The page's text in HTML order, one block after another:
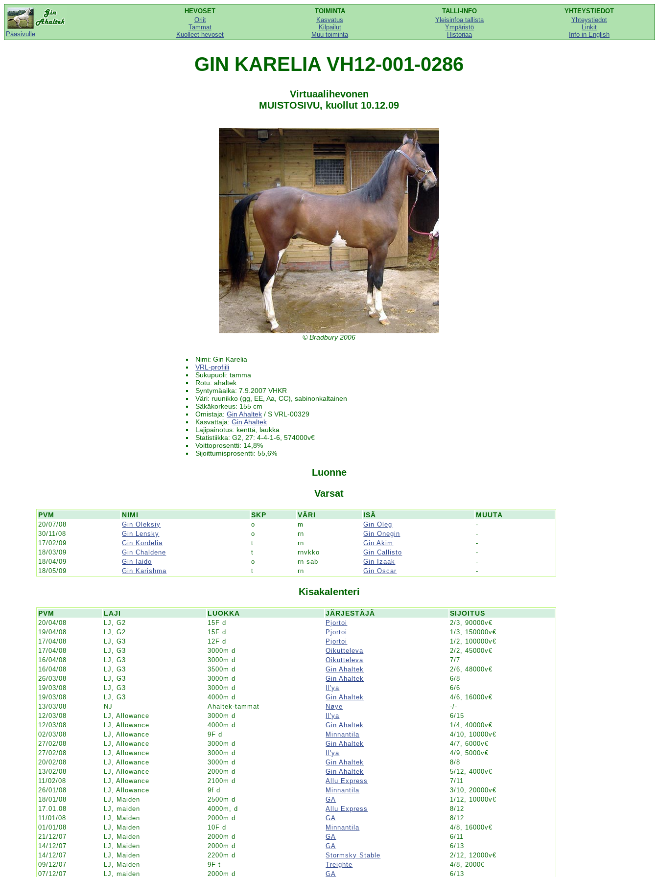
Pääsivulle
HEVOSET
Oriit
Tammat
Kuolleet hevoset
TOIMINTA
Kasvatus
Kilpailut
Muu toiminta
TALLI-INFO
Yleisinfoa tallista
Ympäristö
Historiaa
YHTEYSTIEDOT
Yhteystiedot
Linkit
Info in English
GIN KARELIA VH12-001-0286
Virtuaalihevonen
MUISTOSIVU, kuollut 10.12.09
© Bradbury 2006
Nimi: Gin Karelia
VRL-profiili
Sukupuoli: tamma
Rotu: ahaltek
Syntymäaika: 7.9.2007 VHKR
Väri: ruunikko (gg, EE, Aa, CC), sabinonkaltainen
Säkäkorkeus: 155 cm
Omistaja:Gin Ahaltek / S VRL-00329
Kasvattaja:Gin Ahaltek
Lajipainotus: kenttä, laukka
Statistiikka: G2, 27: 4-4-1-6, 574000v€
Voittoprosentti: 14,8%
Sijoittumisprosentti: 55,6%
Luonne
Varsat
PVM NIMI SKP VÄRI ISÄ MUUTA
20/07/08 Gin Oleksiy o m Gin Oleg
-
30/11/08
Gin Lensky o rn Gin Onegin
-
17/02/09
Gin Kordelia t rn Gin Akim
-
18/03/09
Gin Chaldene t rnvkko Gin Callisto
-
18/04/09
Gin Iaido o rn sab Gin Izaak
-
18/05/09
Gin Karishma t rn Gin Oscar -
Kisakalenteri
PVM LAJI LUOKKA JÄRJESTÄJÄ SIJOITUS
20/04/08 LJ, G2 15F d Pjortoi
2/3, 90000v€
19/04/08
LJ, G2 15F d Pjortoi
1/3, 150000v€
17/04/08
LJ, G3 12F d Pjortoi
1/2, 100000v€
17/04/08
LJ, G3 3000m d Oikutteleva
2/2, 45000v€
16/04/08
LJ, G3 3000m d Oikutteleva
7/7
16/04/08
LJ, G3 3500m d Gin Ahaltek
2/6, 48000v€
26/03/08
LJ, G3 3000m d Gin Ahaltek
6/8
19/03/08
LJ, G3 3000m d Il'ya
6/6
19/03/08
LJ, G3 4000m d Gin Ahaltek
4/6, 16000v€
13/03/08
NJ Ahaltek-tammat Nøye
-/-
12/03/08
LJ, Allowance 3000m d Il'ya
6/15
12/03/08
LJ, Allowance 4000m d Gin Ahaltek
1/4, 40000v€
02/03/08
LJ, Allowance 9F d Minnantila
4/10, 10000v€
27/02/08
LJ, Allowance 3000m d Gin Ahaltek
4/7, 6000v€
27/02/08
LJ, Allowance 3000m d Il'ya
4/9, 5000v€
20/02/08
LJ, Allowance 3000m d Gin Ahaltek
8/8
13/02/08
LJ, Allowance 2000m d Gin Ahaltek
5/12, 4000v€
11/02/08
LJ, Allowance 2100m d Allu Express
7/11
26/01/08
LJ, Allowance 9f d Minnantila
3/10, 20000v€
18/01/08
LJ, Maiden 2500m d GA
1/12, 10000v€
17.01.08
LJ, maiden 4000m, d Allu Express
8/12
11/01/08
LJ, Maiden 2000m d GA
8/12
01/01/08
LJ, Maiden 10F d Minnantila
4/8, 16000v€
21/12/07
LJ, Maiden 2000m d GA
6/11
14/12/07
LJ, Maiden 2000m d GA
6/13
14/12/07
LJ, Maiden 2200m d Stormsky Stable
2/12, 12000v€
09/12/07
LJ, Maiden 9F t Treighte
4/8, 2000€
07/12/07
LJ, maiden 2000m d GA 6/13